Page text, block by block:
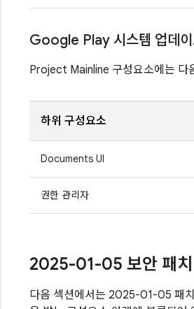
Google Play 시스템 업데
Project Mainline 구성요소에는 다
하위 구성요소
Documents UI
권한 관리자
2025-01-05 보안 패치
다음 섹션에서는 2025-01-05 패